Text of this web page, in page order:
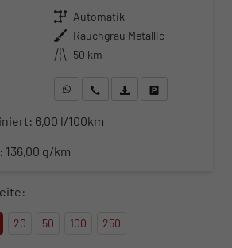
Getriebe Automatik
Außenfarbe Rauchgrau Metallic
Kilometerstand 50 km
WhatsApp anfragen
Wir rufen Sie anFahrzeugexposé (PDF)
6,00 l/100km
136,00 g/km
20 50 100 250